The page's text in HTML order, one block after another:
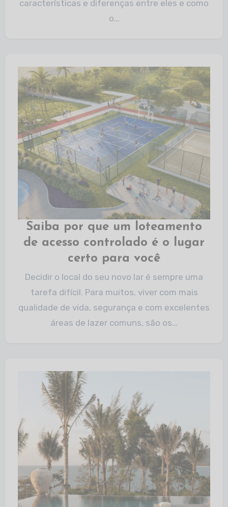
características e diferenças entre eles e como
o…
Saiba por que um loteamento
de acesso controlado é o lugar
certo para você​
Decidir o local do seu novo lar é sempre uma
tarefa difícil. Para muitos, viver com mais
qualidade de vida, segurança e com excelentes
áreas de lazer comuns, são os…